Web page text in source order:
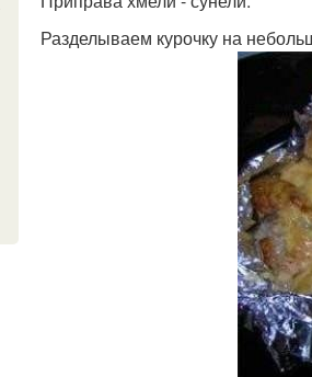
Разделываем курочку на